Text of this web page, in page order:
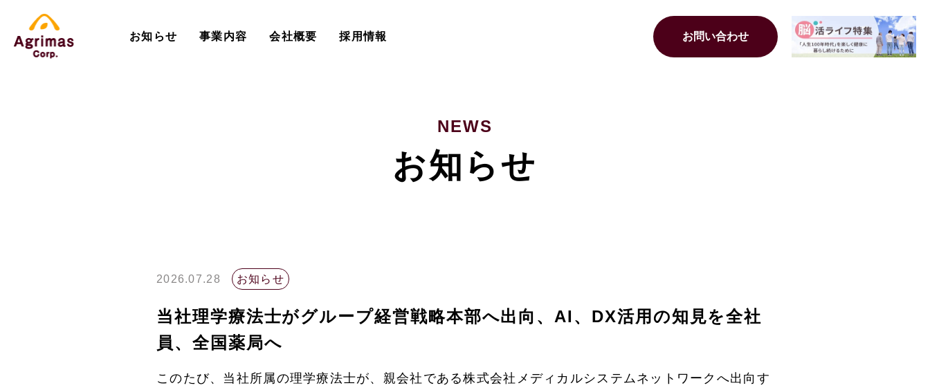
お知らせ 事業内容 会社概要 採用情報 お問い合わせ
NEWS
お知らせ
2026.07.28 お知らせ
当社理学療法士がグループ経営戦略本部へ出向、AI、DX活用の知見を全社
員、全国薬局へ
このたび、当社所属の理学療法士が、親会社である株式会社メディカルシステムネットワークへ出向す